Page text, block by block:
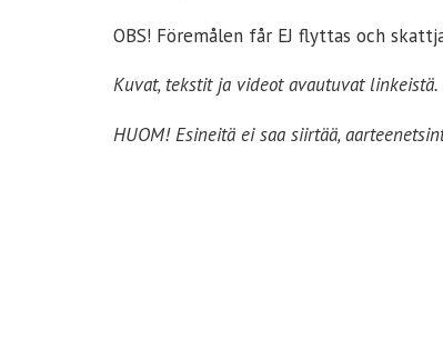
OBS! Föremålen får EJ flyttas och
Kuvat, tekstit ja videot avautuvat
HUOM! Esineitä ei saa siirtää,